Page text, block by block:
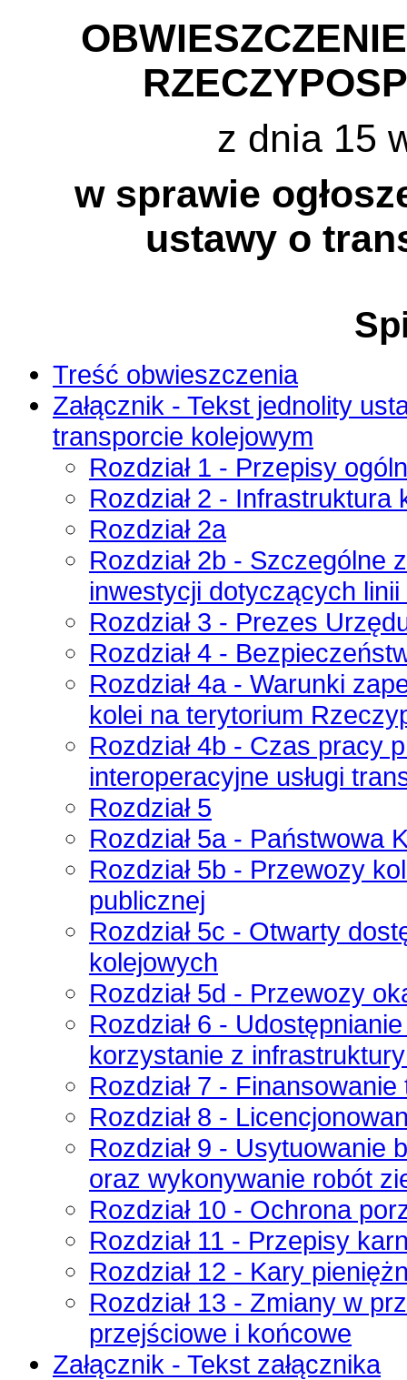
z dnia 15
w sprawie
ustawy o
Treść obwieszczenia
Załącznik - Tekst jednolity
transporcie kolejowym
Rozdział 1 - Przepisy
Rozdział 2 - Infrastruktura
Rozdział 2a
Rozdział 2b - Szczególne
inwestycji dotyczących
Rozdział 3 - Prezes
Rozdział 4 -
Rozdział 4a - Warunki
kolei na terytorium
Rozdział 4b - Czas pracy
interoperacyjne usługi
Rozdział 5
Rozdział 5a - Państwowa
Rozdział 5b - Przewozy
publicznej
Rozdział 5c - Otwarty
kolejowych
Rozdział 5d - Przewozy
Rozdział 6 -
korzystanie z
Rozdział 7 -
Rozdział 8 -
Rozdział 9 - Usytuowanie
oraz wykonywanie robót
Rozdział 10 - Ochrona
Rozdział 11 - Przepisy
Rozdział 12 - Kary
Rozdział 13 - Zmiany w
przejściowe i końcowe
Załącznik - Tekst załącznika